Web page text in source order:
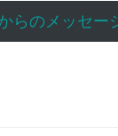
らのメッセー